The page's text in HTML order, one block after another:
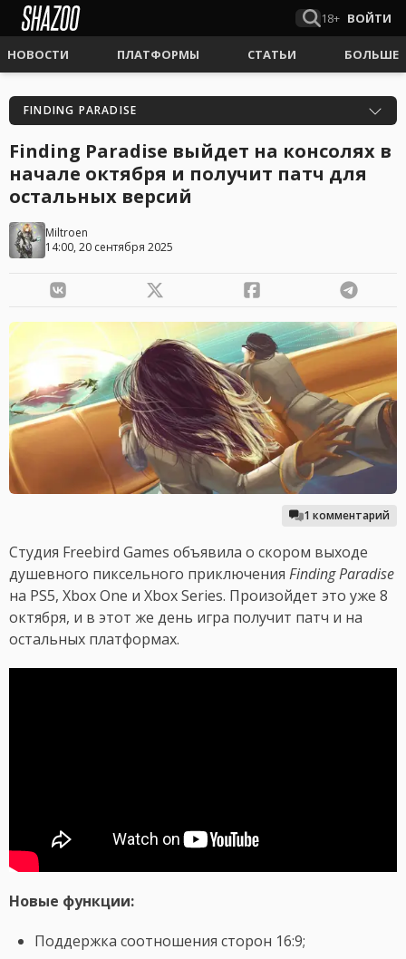
18+ ВОЙТИ
НОВОСТИ ПЛАТФОРМЫ СТАТЬИ БОЛЬШЕ
FINDING PARADISE
Finding Paradise выйдет на консолях в
начале октября и получит патч для
остальных версий
Miltroen
14:00, 20 сентября 2025
1 комментарий
Студия Freebird Games объявила о скором выходе
душевного пиксельного приключения Finding Paradise
на PS5, Xbox One и Xbox Series. Произойдет это уже 8
октября, и в этот же день игра получит патч и на
остальных платформах.
Новые функции:
Поддержка соотношения сторон 16:9;